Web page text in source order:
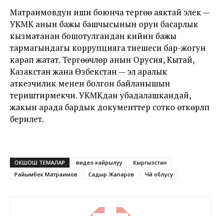
Матраимовдун иши боюнча тергөө аяктай элек —
УКМК анын бажы башчысынын орун басарлык
кызматанан бошотулгандан кийин бажы
тармагындагы коррупцияга тиешеси бар-жогун
карап жатат. Тергөөчүлөр анын Орусия, Кытай,
Казакстан жана Өзбекстан — эл аралык
аткезчилик менен болгон байланышын
териштирмекчи. УКМКдан убадалашкандай,
жакын арада бардык документтер сотко өткөрүлүп
берилет.
ОКШОШ ТЕМАЛАР видео кайрылуу
Кыргызстан
Райымбек Матраимов
Садыр Жапаров Чүй облусу